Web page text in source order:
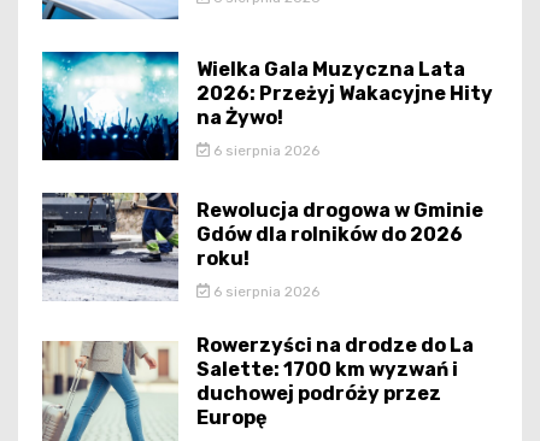
Wielka Gala Muzyczna Lata
2026: Przeżyj Wakacyjne Hity
na Żywo!
6 sierpnia 2026
Rewolucja drogowa w Gminie
Gdów dla rolników do 2026
roku!
6 sierpnia 2026
Rowerzyści na drodze do La
Salette: 1700 km wyzwań i
duchowej podróży przez
Europę